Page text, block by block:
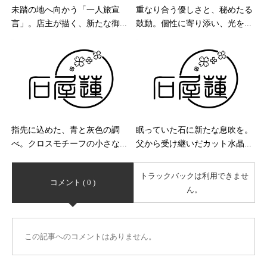
未踏の地へ向かう「一人旅宣
言」。店主が描く、新たな御...
重なり合う優しさと、秘めたる
鼓動。個性に寄り添い、光を...
指先に込めた、青と灰色の調
べ。クロスモチーフの小さな...
眠っていた石に新たな息吹を。
父から受け継いだカット水晶...
コメント ( 0 )
トラックバックは利用できませ
ん。
この記事へのコメントはありません。